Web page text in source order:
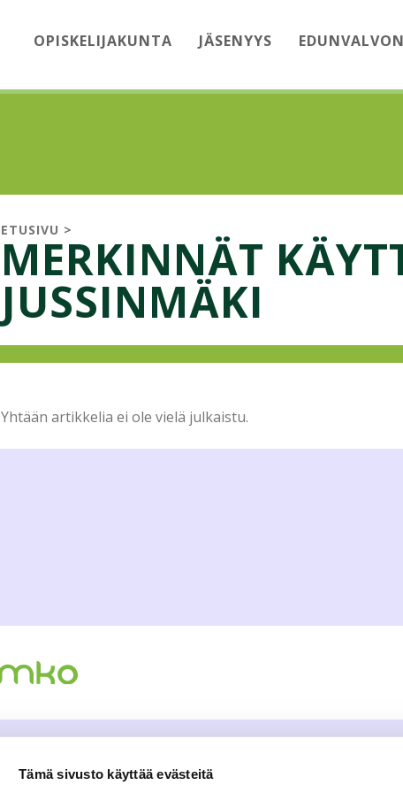
Tämä sivusto käyttää evästeitä
OPISKELIJAKUNTA JÄSENYYS
ETUSIVU >
MERKINNÄT
JUSSINMÄKI
Yhtään artikkelia ei ole vielä julkaistu.